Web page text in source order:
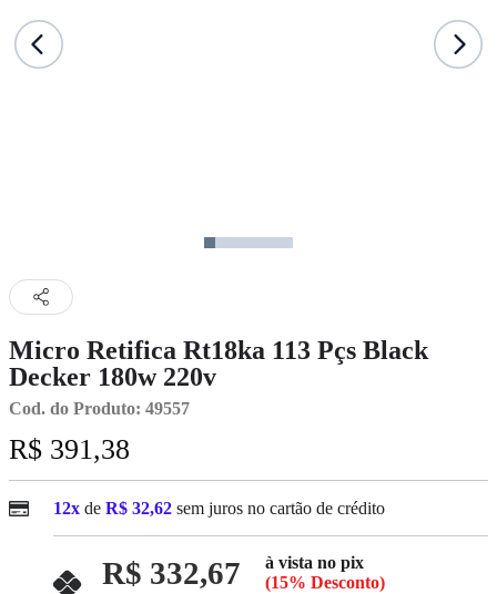
Micro Retifica Rt18ka 113 Pçs Black
Decker 180w 220v
Cod. do Produto: 49557
R$ 391,38
12x de R$ 32,62 sem juros no cartão de crédito
R$ 332,67
à vista no pix
(15% Desconto)